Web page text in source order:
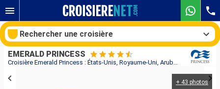
Croisière Emerald Princess : États-Unis, Royaume-Uni, Aruba, Porto Rico au départ de Fort Lauderdale
EMERALD PRINCESS
+ 43 photos
Rechercher une croisière